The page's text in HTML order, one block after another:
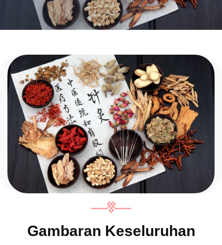
Gambaran Keseluruhan